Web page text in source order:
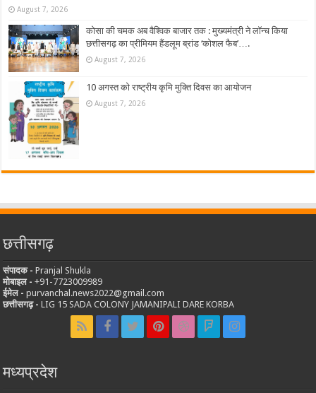
August 7, 2026
कोसा की चमक अब वैश्विक बाजार तक : मुख्यमंत्री ने लॉन्च किया
छत्तीसगढ़ का प्रीमियम हैंडलूम ब्रांड ‘कोशल फैब’….
August 7, 2026
10 अगस्त को राष्ट्रीय कृमि मुक्ति दिवस का आयोजन
August 7, 2026
छत्तीसगढ़
संपादक - Pranjal Shukla
मोबाइल - ‪+91-7723009989
ईमेल - purvanchal.news2022@gmail.com
छत्तीसगढ़ - LIG 15 SADA COLONY JAMANIPALI DARE KORBA
मध्यप्रदेश